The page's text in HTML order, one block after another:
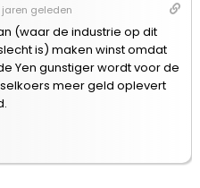
jaren geleden
(waar de industrie op dit
is) maken winst omdat
Yen gunstiger wordt voor de
meer geld oplevert